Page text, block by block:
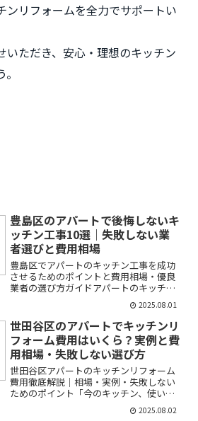
ンリフォームを全力でサポートい
いただき、安心・理想のキッチン
豊島区のアパートで後悔しないキ
ッチン工事10選｜失敗しない業
者選びと費用相場
豊島区でアパートのキッチン工事を成功
させるためのポイントと費用相場・優良
業者の選び方ガイドアパートのキッチン
工事を検討されている方へ――「どこに頼め
ばいいの？」「費用が心配…」「失敗し
たくない！」といった不安や疑問をお持
ちではありませんか？...
2025.08.01
世田谷区のアパートでキッチンリ
フォーム費用はいくら？実例と費
用相場・失敗しない選び方
世田谷区アパートのキッチンリフォーム
費用徹底解説｜相場・実例・失敗しない
ためのポイント「今のキッチン、使いに
くい」「古くなって見た目も気になる」
「リフォームしたいけど、費用がどれく
2025.08.02